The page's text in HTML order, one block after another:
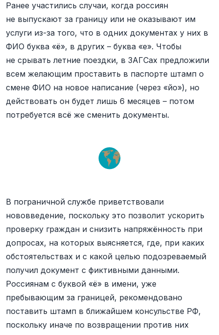
Ранее участились случаи, когда россиян
не выпускают за границу или не оказывают им
услуги из-за того, что в одних документах у них в
ФИО буква «ё», в других – буква «е». Чтобы
не срывать летние поездки, в ЗАГСах предложили
всем желающим проставить в паспорте штамп о
смене ФИО на новое написание (через «йо»), но
действовать он будет лишь 6 месяцев – потом
потребуется всё же сменить документы.
В пограничной службе приветствовали
нововведение, поскольку это позволит ускорить
проверку граждан и снизить напряжённость при
допросах, на которых выясняется, где, при каких
обстоятельствах и с какой целью подозреваемый
получил документ с фиктивными данными.
Россиянам с буквой «ё» в имени, уже
пребывающим за границей, рекомендовано
поставить штамп в ближайшем консульстве РФ,
поскольку иначе по возвращении против них